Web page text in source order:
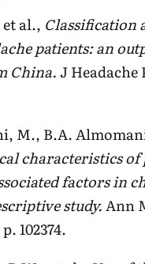
al., Classification
patients: an
China.J Headache
B.A.
characteristics
factors in
study.Ann
102374.